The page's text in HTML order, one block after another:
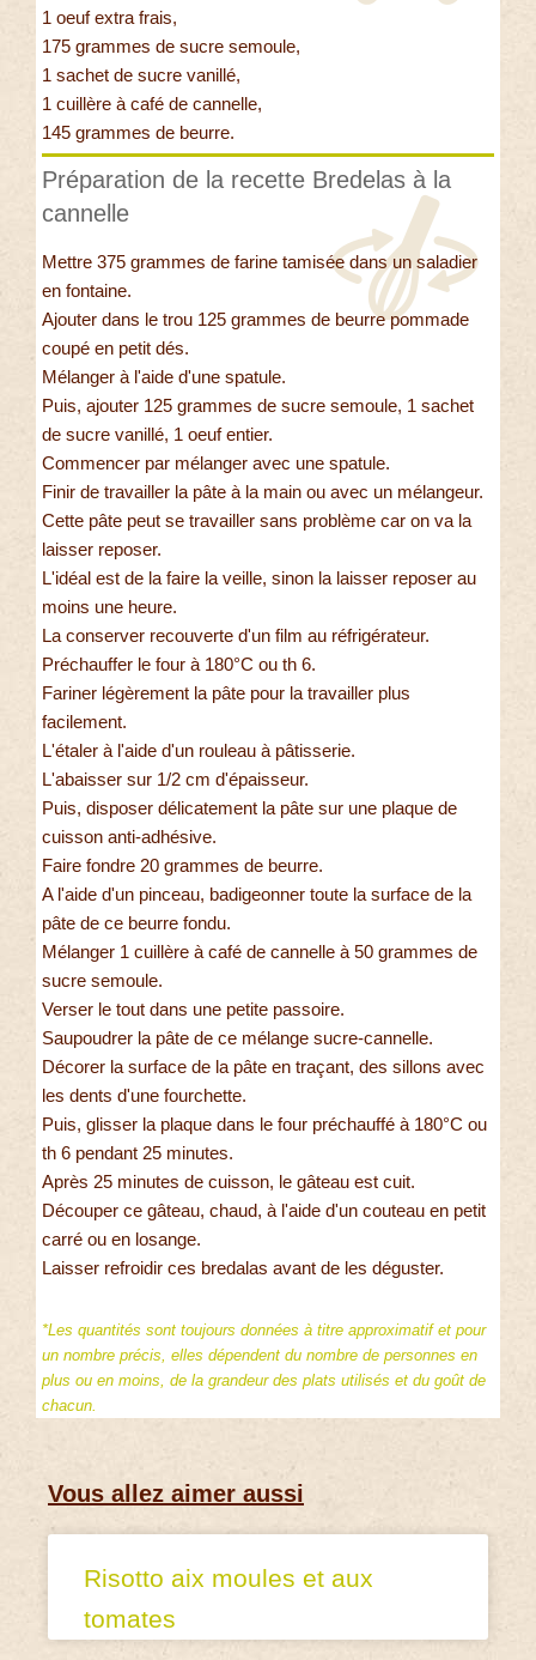
1 oeuf extra frais,
175 grammes de sucre semoule,
1 sachet de sucre vanillé,
1 cuillère à café de cannelle,
145 grammes de beurre.
Préparation de la recette Bredelas à la
cannelle
Mettre 375 grammes de farine tamisée dans un saladier
en fontaine.
Ajouter dans le trou 125 grammes de beurre pommade
coupé en petit dés.
Mélanger à l'aide d'une spatule.
Puis, ajouter 125 grammes de sucre semoule, 1 sachet
de sucre vanillé, 1 oeuf entier.
Commencer par mélanger avec une spatule.
Finir de travailler la pâte à la main ou avec un mélangeur.
Cette pâte peut se travailler sans problème car on va la
laisser reposer.
L'idéal est de la faire la veille, sinon la laisser reposer au
moins une heure.
La conserver recouverte d'un film au réfrigérateur.
Préchauffer le four à 180°C ou th 6.
Fariner légèrement la pâte pour la travailler plus
facilement.
L'étaler à l'aide d'un rouleau à pâtisserie.
L'abaisser sur 1/2 cm d'épaisseur.
Puis, disposer délicatement la pâte sur une plaque de
cuisson anti-adhésive.
Faire fondre 20 grammes de beurre.
A l'aide d'un pinceau, badigeonner toute la surface de la
pâte de ce beurre fondu.
Mélanger 1 cuillère à café de cannelle à 50 grammes de
sucre semoule.
Verser le tout dans une petite passoire.
Saupoudrer la pâte de ce mélange sucre-cannelle.
Décorer la surface de la pâte en traçant, des sillons avec
les dents d'une fourchette.
Puis, glisser la plaque dans le four préchauffé à 180°C ou
th 6 pendant 25 minutes.
Après 25 minutes de cuisson, le gâteau est cuit.
Découper ce gâteau, chaud, à l'aide d'un couteau en petit
carré ou en losange.
Laisser refroidir ces bredalas avant de les déguster.
*Les quantités sont toujours données à titre approximatif et pour
un nombre précis, elles dépendent du nombre de personnes en
plus ou en moins, de la grandeur des plats utilisés et du goût de
chacun.
Vous allez aimer aussi
Risotto aix moules et aux
tomates